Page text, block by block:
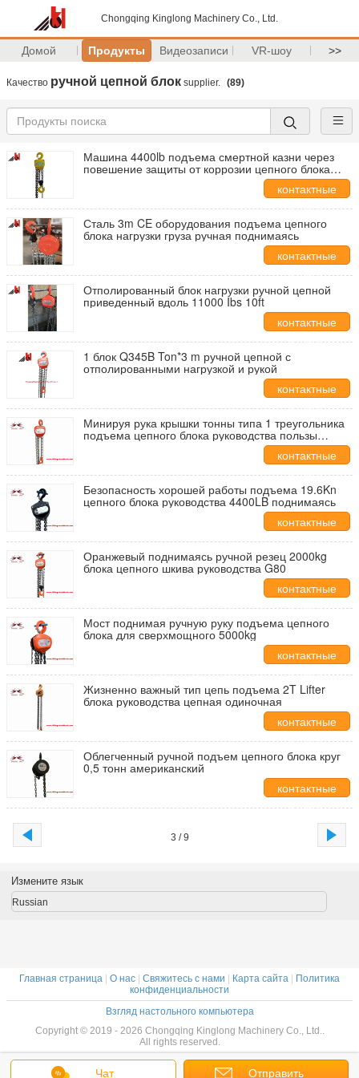
Chongqing Kinglong Machinery Co., Ltd.
Домой Продукты Видеозаписи VR-шоу >>
Качество ручной цепной блок supplier. (89)
Машина 4400lb подъема смертной казни через
повешение защиты от коррозии цепного блока
контактные
данные
Сталь 3m CE оборудования подъема цепного
блока нагрузки груза ручная поднимаясь
контактные
данные
Отполированный блок нагрузки ручной цепной
приведенный вдоль 11000 Ibs 10ft
контактные
данные
1 блок Q345B Ton*3 m ручной цепной с
отполированными нагрузкой и рукой
контактные
данные
Минируя рука крышки тонны типа 1 треугольника
подъема цепного блока руководства пользы
контактные
данные
Безопасность хорошей работы подъема 19.6Kn
цепного блока руководства 4400LB поднимаясь
контактные
данные
Оранжевый поднимаясь ручной резец 2000kg
блока цепного шкива руководства G80
контактные
данные
Мост поднимая ручную руку подъема цепного
блока для сверхмощного 5000kg
контактные
данные
Жизненно важный тип цепь подъема 2T Lifter
блока руководства цепная одиночная
контактные
данные
Облегченный ручной подъем цепного блока круг
0,5 тонн американский
контактные
данные
3 / 9
Чат Отправить
Измените язык
Russian
Главная страница О нас Свяжитесь с нами Карта сайта
Политика
конфиденциальности
Взгляд настольного компьютера
Copyright © 2019 - 2026 Chongqing Kinglong Machinery Co., Ltd..
All rights reserved.